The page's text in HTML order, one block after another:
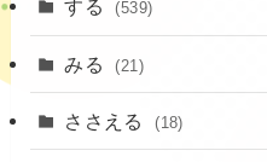
する (539)
みる (21)
ささえる (18)